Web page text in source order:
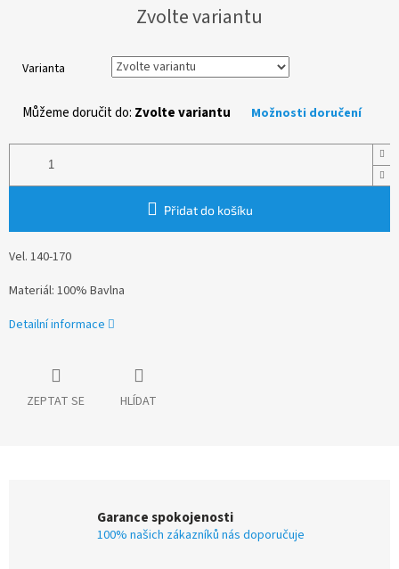
cena:
Zvolte variantu
Varianta
Můžeme doručit do: Zvolte variantu Možnosti doručení
Přidat do košíku
Vel. 140-170
Materiál: 100% Bavlna
Detailní informace
ZEPTAT SE HLÍDAT
Garance spokojenosti
100% našich zákazníků nás doporučuje